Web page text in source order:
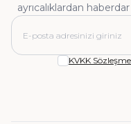
ayrıcalıklardan
KVKK